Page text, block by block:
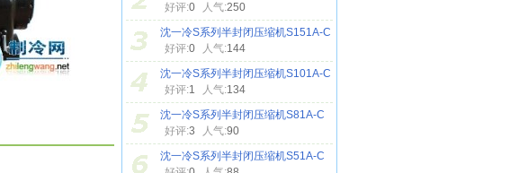
好评:0 人气:250
沈一冷S系列半封闭压缩机S151A-C
好评:0 人气:144
沈一冷S系列半封闭压缩机S101A-C
好评:1 人气:134
沈一冷S系列半封闭压缩机S81A-C
好评:3 人气:90
沈一冷S系列半封闭压缩机S51A-C